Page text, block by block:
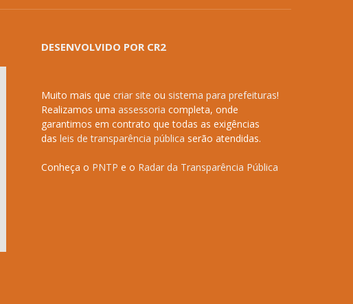
DESENVOLVIDO POR CR2
Muito mais que criar site ou sistema para prefeituras!
Realizamos uma assessoria completa, onde
garantimos em contrato que todas as exigências
das leis de transparência pública serão atendidas.
Conheça o PNTP e o Radar da Transparência Pública